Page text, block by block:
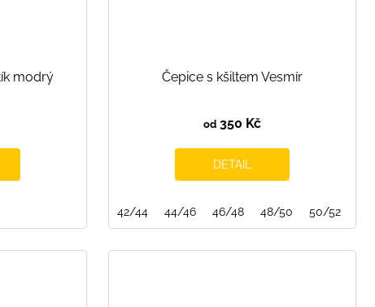
modrý Čepice s kšiltem Vesmír
od 350 Kč
DETAIL
42/44 44/46 46/48 48/50 50/52